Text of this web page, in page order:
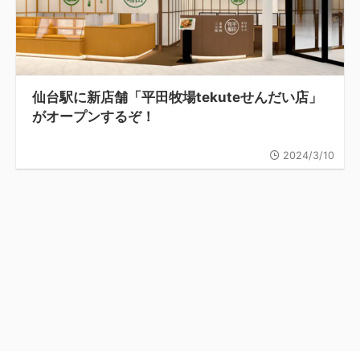
仙台駅に新店舗「平田牧場tekuteせんだい店」
がオープンするぞ！
2024/3/10